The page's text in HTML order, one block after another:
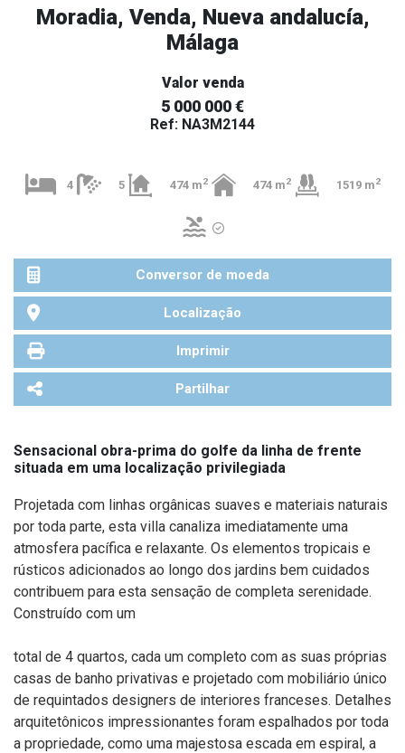
Moradia, Venda, Nueva andalucía,
Málaga
Valor venda
5 000 000 €
Ref: NA3M2144
4 5 474 m2 474 m2 1519 m2
Conversor de moeda
Localização
Imprimir
Partilhar
Sensacional obra-prima do golfe da linha de frente
situada em uma localização privilegiada
Projetada com linhas orgânicas suaves e materiais naturais
por toda parte, esta villa canaliza imediatamente uma
atmosfera pacífica e relaxante. Os elementos tropicais e
rústicos adicionados ao longo dos jardins bem cuidados
contribuem para esta sensação de completa serenidade.
Construído com um
total de 4 quartos, cada um completo com as suas próprias
casas de banho privativas e projetado com mobiliário único
de requintados designers de interiores franceses. Detalhes
arquitetônicos impressionantes foram espalhados por toda
a propriedade, como uma majestosa escada em espiral, a